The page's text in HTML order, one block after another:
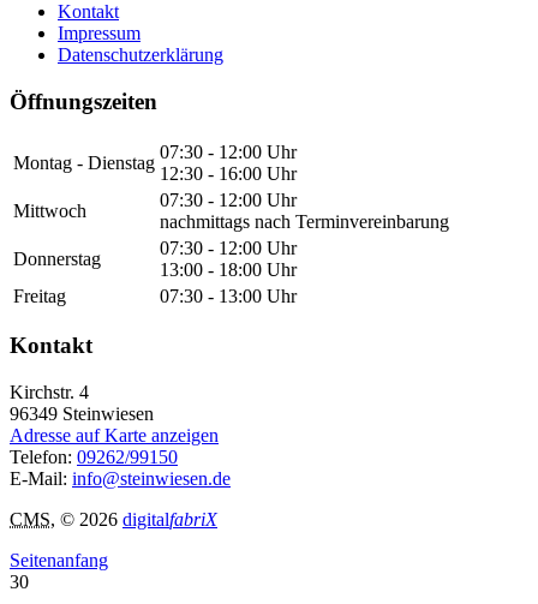
Kontakt
Impressum
Datenschutzerklärung
Öffnungszeiten
Montag - Dienstag
07:30 - 12:00 Uhr
12:30 - 16:00 Uhr
Mittwoch
07:30 - 12:00 Uhr
nachmittags nach Terminvereinbarung
Donnerstag
07:30 - 12:00 Uhr
13:00 - 18:00 Uhr
Freitag
07:30 - 13:00 Uhr
Kontakt
Kirchstr. 4
96349 Steinwiesen
Adresse auf Karte anzeigen
Telefon: 09262/99150
E-Mail: info@steinwiesen.de
CMS, © 2026 digitalfabriX
Seitenanfang
30